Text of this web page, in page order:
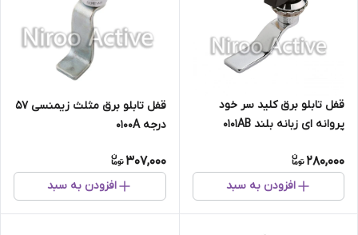
قفل تابلو برق کلید سر خود
پروانه ای زبانه بلند ۰۱۰۱AB
280,000
افزودن به سبد
قفل تابلو برق مثلث زیمنسی ۵۷
درجه ۰۱۰۰A
307,000
افزودن به سبد